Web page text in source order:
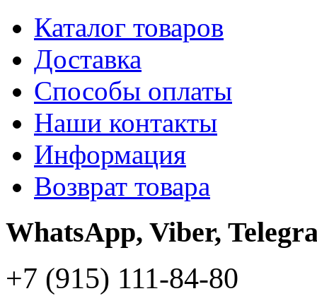
Каталог товаров
Доставка
Способы оплаты
Наши контакты
Информация
Возврат товара
WhatsApp, Viber,
+7 (915) 111-84-80